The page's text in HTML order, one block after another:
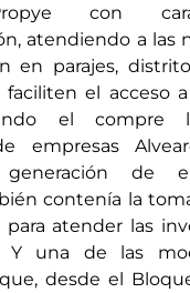
con
atendiendo a las
en parajes,
el acceso
el
empresas
de
contenía la
atender las
Y una de las
desde el